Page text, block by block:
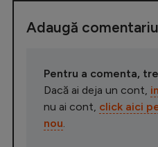
Adaugă comentariu
Pentru a comenta,
Dacă ai deja un cont,
nu ai cont, click aici
nou